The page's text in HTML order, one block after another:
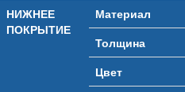
НИЖНЕЕ
ПОКРЫТИЕ
Материал
Толщина
Цвет